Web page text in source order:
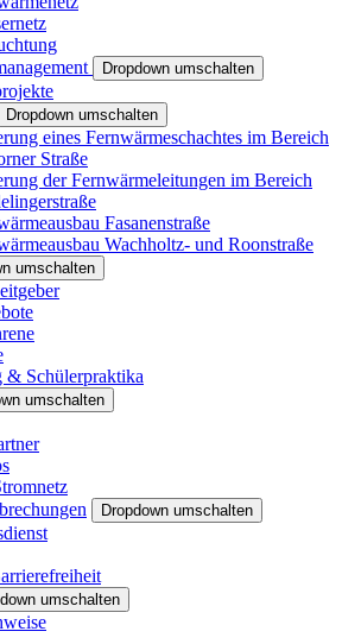
Dropdown umschalten
Dropdown umschalten
eines Fernwärmeschachtes im Bereich
Straße
der Fernwärmeleitungen im Bereich
Fasanenstraße
Wachholtz- und Roonstraße
umschalten
& Schülerpraktika
umschalten
Dropdown umschalten
umschalten